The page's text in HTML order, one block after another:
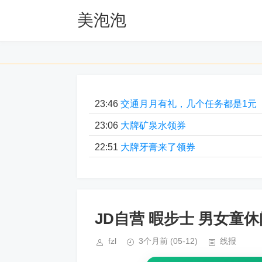
美泡泡
23:46 交通月月有礼，几个任务都是1元
23:06 大牌矿泉水领券
22:51 大牌牙膏来了领券
JD自营 暇步士 男女童
fzl 3个月前 (05-12) 线报